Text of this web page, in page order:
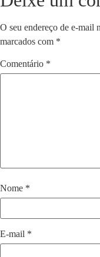
O seu endereço de e-mail
marcados com *
Comentário *
Nome *
E-mail *